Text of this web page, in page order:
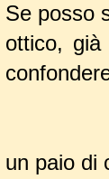
Se posso
ottico,
un paio di